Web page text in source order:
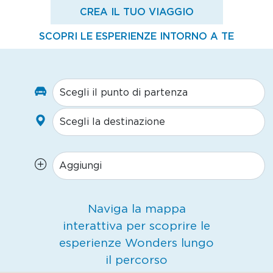
CREA IL TUO VIAGGIO
SCOPRI LE ESPERIENZE INTORNO A TE
Naviga la mappa
interattiva per scoprire le
esperienze Wonders lungo
il percorso